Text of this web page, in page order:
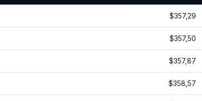
$357,29
$357,50
$357,87
$358,57